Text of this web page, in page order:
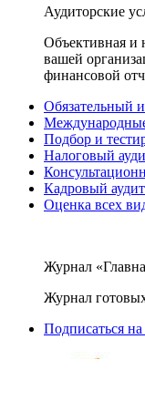
Аудиторские
Объективная и
вашей
финансовой
Обязательный
Подбор и
Налоговый
Кадровый аудит
Оценка всех
Журнал
Журнал
Подписаться